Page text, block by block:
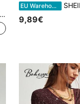
EU Warehouse SHEIN LUNE
9,89€